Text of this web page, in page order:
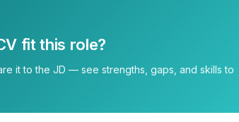
fit this role?
it to the JD — see strengths, gaps, and skills to